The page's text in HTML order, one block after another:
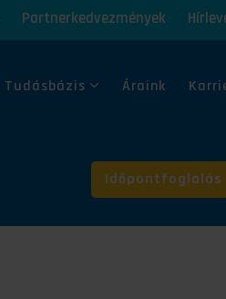
Partnerkedvezmények
Tudásbázis Áraink
Időpontfoglalás